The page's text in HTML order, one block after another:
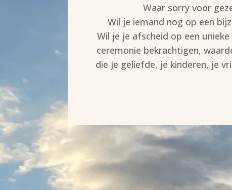
Waar sorry voor
Wil je iemand nog op een
Wil je je afscheid op een
ceremonie bekrachtigen,
die je geliefde, je kinderen, je